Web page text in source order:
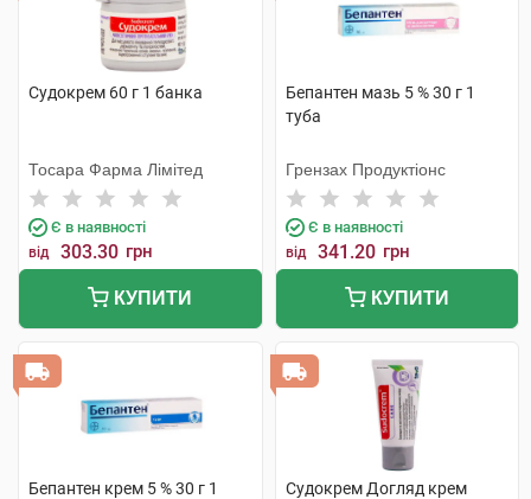
Судокрем 60 г 1 банка
Тосара Фарма Лімітед
Є в наявності
від 303.30 грн
КУПИТИ
Бепантен мазь 5 % 30 г 1
туба
Грензах Продуктіонс
Є в наявності
від 341.20 грн
КУПИТИ
Бепантен крем 5 % 30 г 1
Судокрем Догляд крем